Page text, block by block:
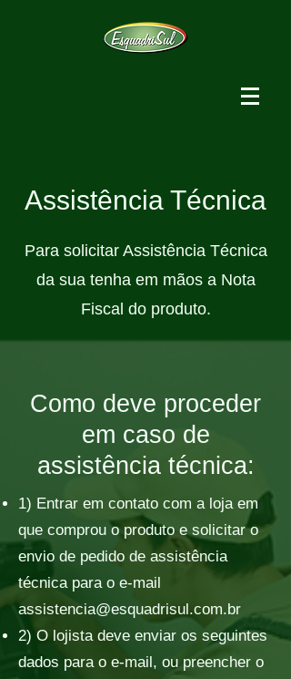
Assistência Técnica
Para solicitar Assistência Técnica
da sua tenha em mãos a Nota
Fiscal do produto.
Como deve proceder
em caso de
assistência técnica:
1) Entrar em contato com a loja em
que comprou o produto e solicitar o
envio de pedido de assistência
técnica para o e-mail
assistencia@esquadrisul.com.br
2) O lojista deve enviar os seguintes
dados para o e-mail, ou preencher o